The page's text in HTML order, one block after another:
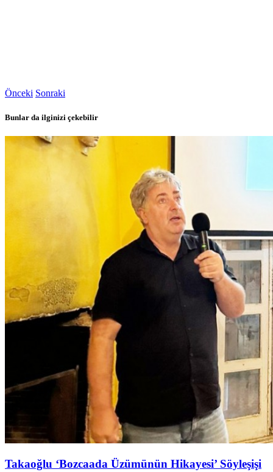
Önceki Sonraki
Bunlar da ilginizi çekebilir
Takaoğlu ‘Bozcaada Üzümünün Hikayesi’ Söyleşişi